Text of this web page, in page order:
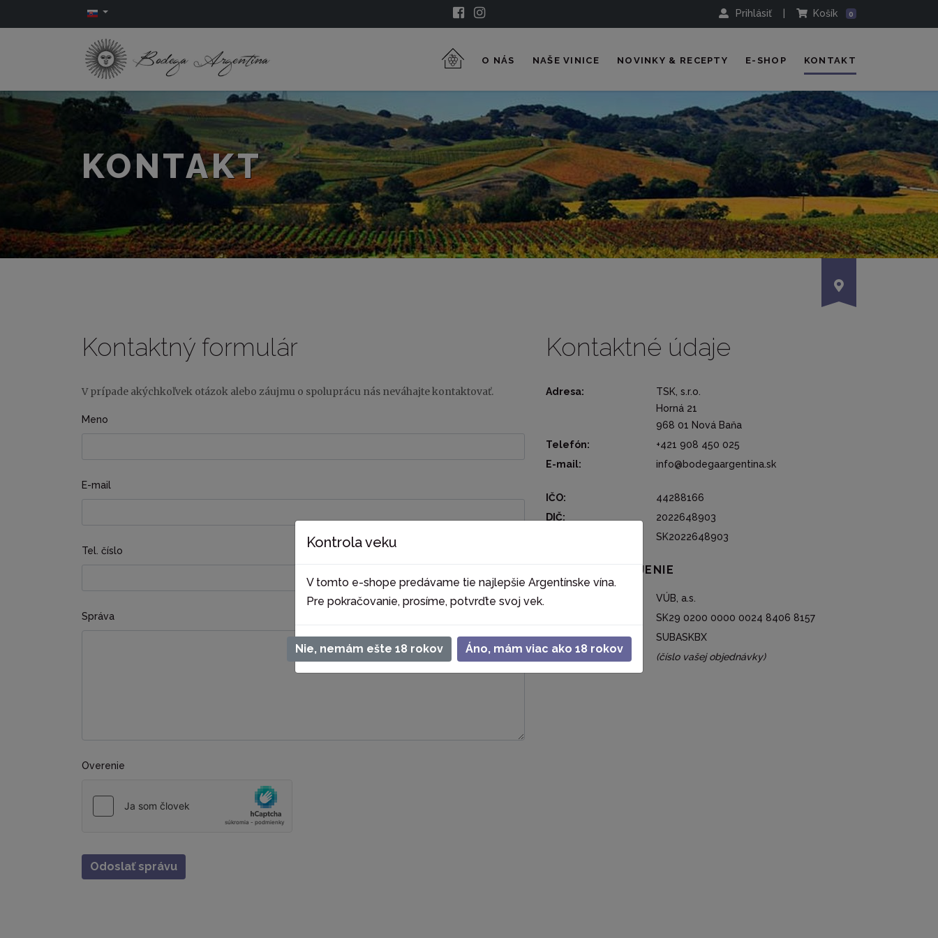
Prihlásiť | Košík 0
O NÁS NAŠE VINICE NOVINKY & RECEPTY E-SHOP KONTAKT
KONTAKT
Kontaktné údaje
Adresa:
TSK, s.r.o.
Horná 21
968 01 Nová Baňa
Telefón:
+421 908 450 025
E-mail:
info@bodegaargentina.sk
IČO:
44288166
DIČ:
2022648903
SK2022648903
BANKOVÉ SPOJENIE
VÚB, a.s.
SK29 0200 0000 0024 8406 8157
BIC/SWIFT:
SUBASKBX
(číslo vašej objednávky)
Kontaktný formulár
V prípade akýchkoľvek otázok alebo záujmu o spoluprácu nás neváhajte kontaktovať.
Meno
E-mail
Tel. číslo
Správa
Overenie
Odoslať správu
Kontrola veku
V tomto e-shope predávame tie najlepšie Argentínske vína.
Pre pokračovanie, prosíme, potvrďte svoj vek.
Nie, nemám ešte 18 rokov Áno, mám viac ako 18 rokov